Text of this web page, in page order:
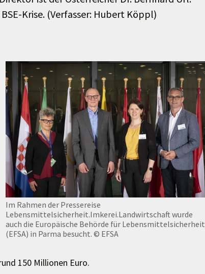
Krise. (Verfasser: Hubert Köppl)
Im Rahmen der Pressereise
Lebensmittelsicherheit.Imkerei.Landwirtschaft wurde
auch die Europäische Behörde für Lebensmittelsicherheit
(EFSA) in Parma besucht. © EFSA
150 Millionen Euro.